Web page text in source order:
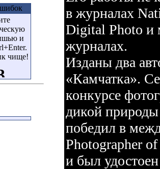
и
чище!
в журналах
Digital Photo и
журналах.
Изданы два
«Камчатка».
конкурсе
дикой природы
победил в
Photographer of
и был